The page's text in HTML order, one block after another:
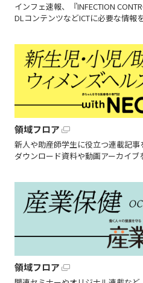
インフェ速報、『INFECTION
DLコンテンツなどICTに必要な情報
領域フロア
新人や助産師学生に役立つ連載記事
ダウンロード資料や動画アーカイブ
領域フロア